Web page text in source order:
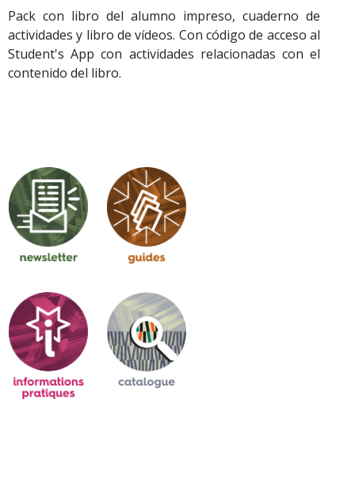
Pack con libro del alumno impreso, cuaderno de
actividades y libro de vídeos. Con código de acceso al
Student's App con actividades relacionadas con el
contenido del libro.